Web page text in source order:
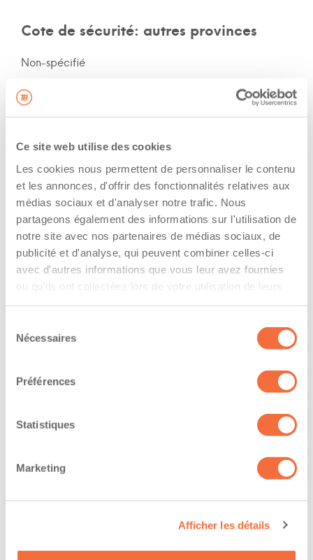
Ce site web utilise des cookies
Les cookies nous permettent de personnaliser le contenu
et les annonces, d'offrir des fonctionnalités relatives aux
médias sociaux et d'analyser notre trafic. Nous
partageons également des informations sur l'utilisation de
notre site avec nos partenaires de médias sociaux, de
publicité et d'analyse, qui peuvent combiner celles-ci
avec d'autres informations que vous leur avez fournies
ou qu'ils ont collectées lors de votre utilisation de leurs
Nécessaires
Préférences
Statistiques
Marketing
Afficher les détails
Cote de sécurité: autres provinces
Non-spécifié
Assurances et immatriculation
l’entreprise
The driver hold a driving licence from:
quebec
Has a vehicle registered in the following
province:
quebec
Diplômes et certifications
reconnu en conduite de véhicules lourds
2
marchandises dangereuses (TMD)
permis de conduire
Formations / certifications - Mention M sur le